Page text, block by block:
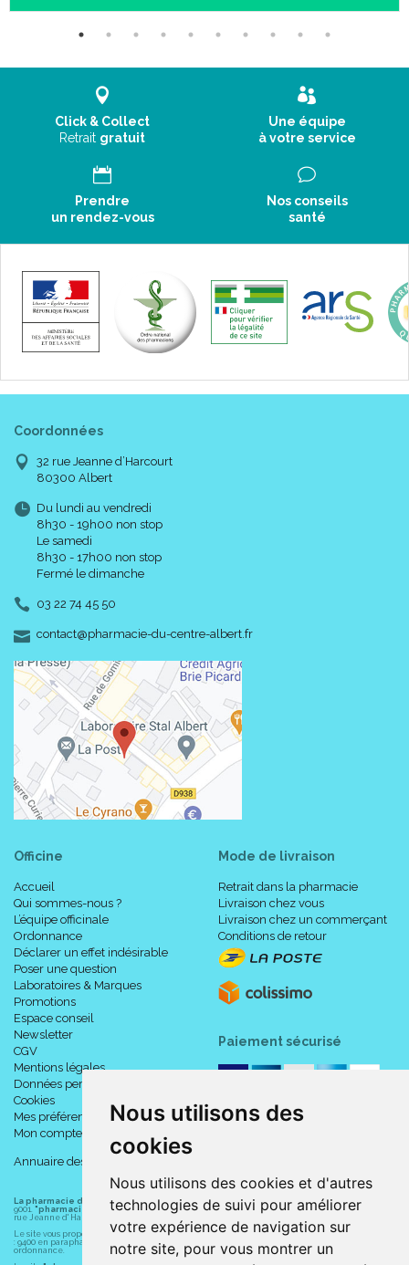
Nous utilisons des
cookies
Nous utilisons des cookies et d'autres
technologies de suivi pour améliorer
votre expérience de navigation sur
notre site, pour vous montrer un
Click & Collect
Retrait gratuit
Une équipe
à votre service
Prendre
un rendez-vous
Nos conseils
santé
Coordonnées
32 rue Jeanne d’Harcourt
80300 Albert
Du lundi au vendredi
8h30 - 19h00 non stop
Le samedi
8h30 - 17h00 non stop
Fermé le dimanche
03 22 74 45 50
contact-
@-
pharmacie-du-centre-albert.fr
Officine
Accueil
Qui sommes-nous ?
L’équipe officinale
Ordonnance
Déclarer un effet indésirable
Poser une question
Laboratoires & Marques
Promotions
Espace conseil
Newsletter
CGV
Mentions légales
Données personnelles
Cookies
Mes préférences Cookies
Mon compte
Annuaire des pharmacies
Mode de livraison
Retrait dans la pharmacie
Livraison chez vous
Livraison chez un commerçant
Conditions de retour
Paiement sécurisé
La pharmacie du centre à Albert (80300) est une pharmacie française certifiée ISO
9001. "pharmacie-du-centre-albert.fr "est le site internet de la pharmacie du centre
rue Jeanne d' Harcourt, 80300 Albert.
Le site vous propose un large choix de plus de 11000 références, au prix les plus bas possible
: 9400 en parapharmacie, animaux, orthopédie, matériel médical. 1700 en médicaments sans
ordonnance.